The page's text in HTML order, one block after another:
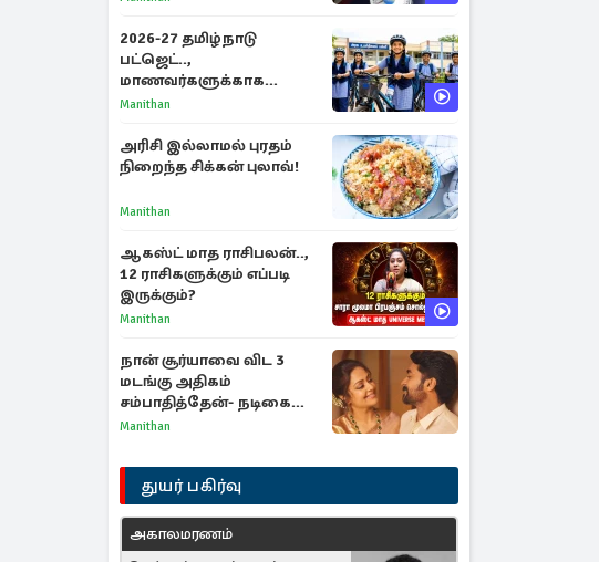
2026-27 தமிழ்நாடு
பட்ஜெட்..,
மாணவர்களுக்காக
வெளியான முக்கிய
Manithan
அரிசி இல்லாமல் புரதம்
நிறைந்த சிக்கன் புலாவ்!
Manithan
ஆகஸ்ட் மாத ராசிபலன்..,
12 ராசிகளுக்கும் எப்படி
இருக்கும்?
Manithan
நான் சூர்யாவை விட 3
மடங்கு அதிகம்
சம்பாதித்தேன்- நடிகை
ஜோதிகா
Manithan
துயர் பகிர்வு
அகாலமரணம்